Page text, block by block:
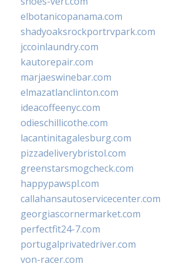
elbotanicopanama.com
shadyoaksrockportrvpark.com
jccoinlaundry.com
kautorepair.com
marjaeswinebar.com
elmazatlanclinton.com
ideacoffeenyc.com
odieschillicothe.com
lacantinitagalesburg.com
pizzadeliverybristol.com
greenstarsmogcheck.com
happypawspl.com
callahansautoservicecenter.com
georgiascornermarket.com
perfectfit24-7.com
portugalprivatedriver.com
von-racer.com